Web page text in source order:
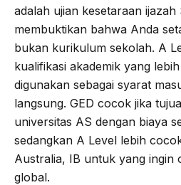
adalah ujian kesetaraan
membuktikan bahwa Anda
bukan kurikulum sekolah. A
kualifikasi akademik yang
digunakan sebagai syarat
langsung. GED cocok jika
universitas AS dengan biaya
sedangkan A Level lebih
Australia, IB untuk yang ingin
global.